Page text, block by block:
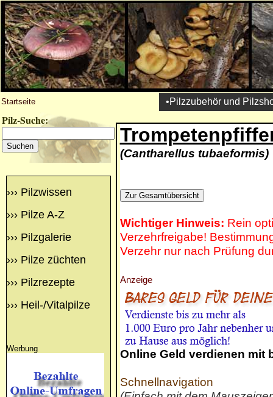
Startseite •Pilzzubehör und
Pilz-Suche:
››› Pilzwissen
››› Pilze A-Z
››› Pilzgalerie
››› Pilze züchten
››› Pilzrezepte
››› Heil-/Vitalpilze
Werbung
(Cantharellus tubaeformis)
Wichtiger Hinweis: Rein
Verzehrfreigabe!
Verzehr nur nach Prüfung
Anzeige
Online Geld verdienen mit
Schnellnavigation